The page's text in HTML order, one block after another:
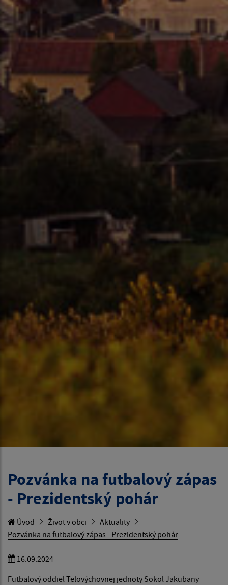
Pozvánka na futbalový zápas
- Prezidentský pohár
Úvod Život v obci
Aktuality
Pozvánka na futbalový zápas - Prezidentský pohár
16.09.2024
Futbalový oddiel Telovýchovnej jednoty Sokol Jakubany